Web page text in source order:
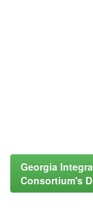
Georgia
Consortium's